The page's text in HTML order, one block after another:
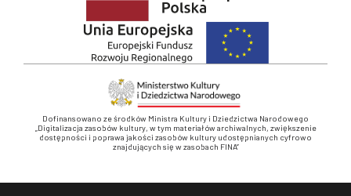
Dofinansowano ze środków Ministra Kultury i Dziedzictwa Narodowego
„Digitalizacja zasobów kultury, w tym materiałów archiwalnych, zwiększenie
dostępności i poprawa jakości zasobów kultury udostępnianych cyfrowo
znajdujących się w zasobach FINA”